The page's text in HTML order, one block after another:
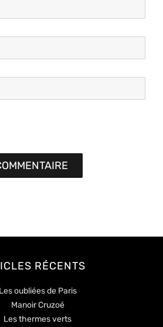
RÉCENTS
Les oubliées de Paris
Manoir Cruzoé
Les thermes verts